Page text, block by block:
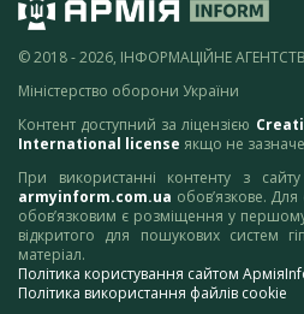
© 2018 - 2026, ІНФОРМАЦІЙНЕ
Міністерство оборони України
Контент доступний за ліцензією
International license якщо не
При використанні контенту з
armyinform.com.ua обов’язкове. Для
обов’язковим є розміщення у
відкритого для пошукових систем
матеріал.
Політика користування сайтом
Політика використання файлів cookie